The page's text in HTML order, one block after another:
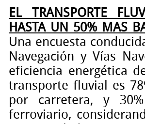
EL TRANSPORTE
HASTA UN 50% MAS
Una encuesta
Navegación y Vías
eficiencia energética
transporte fluvial es
por carretera, y
ferroviario,